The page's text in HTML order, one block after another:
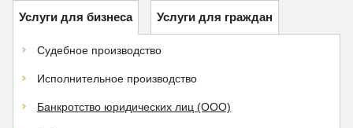
Услуги для бизнеса Услуги для граждан
Судебное производство
Исполнительное производство
Банкротство юридических лиц (ООО)